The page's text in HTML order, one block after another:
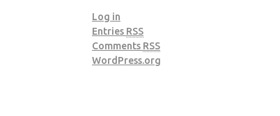
Log in
Entries RSS
Comments RSS
WordPress.org